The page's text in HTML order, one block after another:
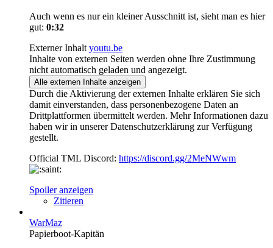
Auch wenn es nur ein kleiner Ausschnitt ist, sieht man es hier
gut: 0:32
Externer Inhalt youtu.be
Inhalte von externen Seiten werden ohne Ihre Zustimmung
nicht automatisch geladen und angezeigt.
Alle externen Inhalte anzeigen
Durch die Aktivierung der externen Inhalte erklären Sie sich
damit einverstanden, dass personenbezogene Daten an
Drittplattformen übermittelt werden. Mehr Informationen dazu
haben wir in unserer Datenschutzerklärung zur Verfügung
gestellt.
Official TML Discord: https://discord.gg/2MeNWwm
Spoiler anzeigen
Zitieren
WarMaz
Papierboot-Kapitän